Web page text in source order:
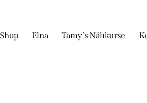
Shop Elna Tamy`s Nähkurse